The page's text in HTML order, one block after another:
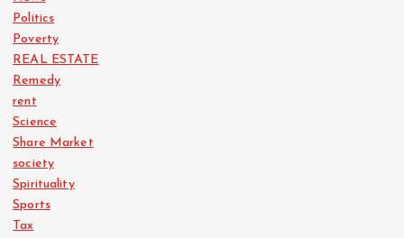
Politics
Poverty
REAL ESTATE
Remedy
rent
Science
Share Market
society
Spirituality
Sports
Tax